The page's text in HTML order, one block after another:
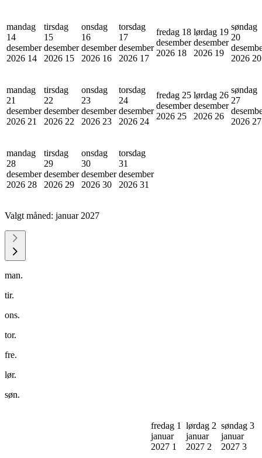
mandag
14
desember
2026 14
tirsdag
15
desember
2026 15
onsdag
16
desember
2026 16
torsdag
17
desember
2026 17
fredag 18
desember
2026 18
lørdag 19
desember
2026 19
søndag
20
2026 20
mandag
21
desember
2026 21
tirsdag
22
desember
2026 22
onsdag
23
desember
2026 23
torsdag
24
desember
2026 24
fredag 25
desember
2026 25
lørdag 26
desember
2026 26
søndag
27
2026 27
mandag
28
desember
2026 28
tirsdag
29
desember
2026 29
onsdag
30
desember
2026 30
torsdag
31
desember
2026 31
Valgt måned: januar 2027
man.
tir.
ons.
tor.
fre.
lør.
søn.
fredag 1
januar
2027 1
lørdag 2
januar
2027 2
søndag 3
januar
2027 3